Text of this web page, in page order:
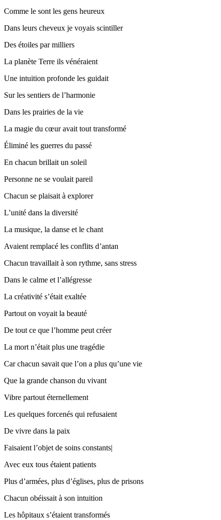
Comme le sont les gens heureux
Dans leurs cheveux je voyais scintiller
Des étoiles par milliers
La planète Terre ils vénéraient
Une intuition profonde les guidait
Sur les sentiers de l’harmonie
Dans les prairies de la vie
La magie du cœur avait tout transformé
Éliminé les guerres du passé
En chacun brillait un soleil
Personne ne se voulait pareil
Chacun se plaisait à explorer
L’unité dans la diversité
La musique, la danse et le chant
Avaient remplacé les conflits d’antan
Chacun travaillait à son rythme, sans stress
Dans le calme et l’allégresse
La créativité s’était exaltée
Partout on voyait la beauté
De tout ce que l’homme peut créer
La mort n’était plus une tragédie
Car chacun savait que l’on a plus qu’une vie
Que la grande chanson du vivant
Vibre partout éternellement
Les quelques forcenés qui refusaient
De vivre dans la paix
Faisaient l’objet de soins constants|
Avec eux tous étaient patients
Plus d’armées, plus d’églises, plus de prisons
Chacun obéissait à son intuition
Les hôpitaux s’étaient transformés